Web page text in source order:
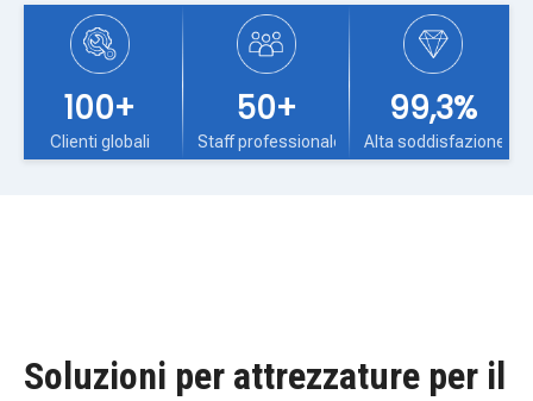
soluzioni di imballaggio avanzate ed efficienti. Le nostre
macchine sono dotate di tecnologia avanzata e ingegneria di
precisione per garantire prestazioni e affidabilità perfette.
100+
Clienti globali​​​​​​​
50+
Staff professionale​​​​​​​
99,3%
Alta soddisfazione​​​​​​​
Soluzioni per attrezzature per il